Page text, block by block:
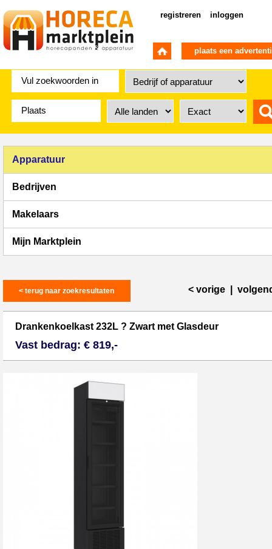
registreren inloggen
plaats een
Apparatuur
Bedrijven
Makelaars
Mijn Marktplein
< terug naar zoekresultaten < vorige
Drankenkoelkast 232L ? Zwart met Glasdeur
Vast bedrag: € 819,-